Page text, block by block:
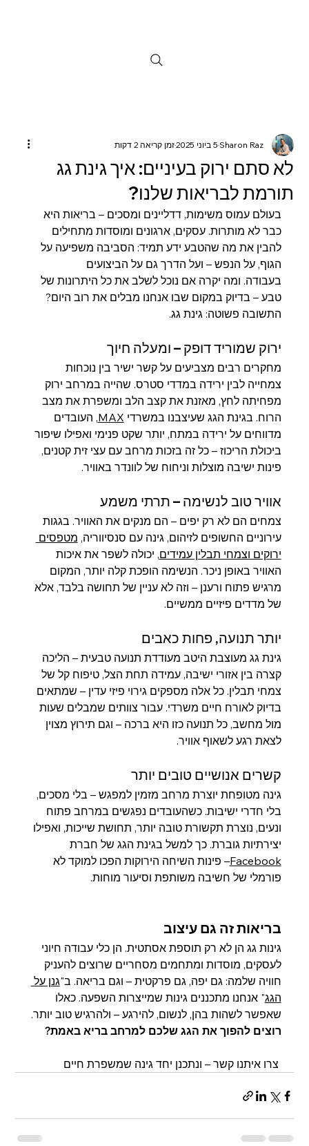
לא סתם ירוק בעיניים: איך גינת גג
תורמת לבריאות שלנו?
Sharon Raz5 ביוני 2025 זמן קריאה 2 דקות
בעולם עמוס משימות, דדליינים ומסכים – בריאות היא
כבר לא מותרות. עסקים, ארגונים ומוסדות מתחילים
להבין את מה שהטבע ידע תמיד: הסביבה משפיעה על
הגוף, על הנפש – ועל הדרך גם על הביצועים
בעבודה. ומה יקרה אם נוכל לשלב את כל היתרונות של
טבע – בדיוק במקום שבו אנחנו מבלים את רוב היום?
התשובה פשוטה: גינת גג.
ירוק שמוריד דופק – ומעלה חיוך
מחקרים רבים מצביעים על קשר ישיר בין נוכחות
צמחייה לבין ירידה במדדי סטרס. שהייה במרחב ירוק
מפחיתה לחץ, מאזנת את קצב הלב ומשפרת את מצב
הרוח. בגינת הגג שעיצבנו במשרדי MAX, העובדים
מדווחים על ירידה במתח, יותר שקט פנימי ואפילו שיפור
ביכולת הריכוז – כל זה בזכות מרחב עם עצי זית קטנים,
פינות ישיבה מוצלות וניחוח של לוונדר באוויר.
אוויר טוב לנשימה – תרתי משמע
צמחים הם לא רק יפים – הם מנקים את האוויר. בגגות
עירוניים החשופים לזיהום, גינה עם סנסיווריה, מטפסים
ירוקים וצמחי תבלין עמידים, יכולה לשפר את איכות
האוויר באופן ניכר. הנשימה הופכת קלה יותר, המקום
מרגיש פתוח ורענן – וזה לא עניין של תחושה בלבד, אלא
של מדדים פיזיים ממשיים.
יותר תנועה, פחות כאבים
גינת גג מעוצבת היטב מעודדת תנועה טבעית – הליכה
קצרה בין אזורי ישיבה, עמידה תחת הצל, טיפוח קל של
צמחי תבלין. כל אלה מספקים גירוי פיזי עדין – שמתאים
בדיוק לאורח חיים משרדי. עבור צוותים שמבלים שעות
מול מחשב, כל תנועה כזו היא ברכה – וגם תירוץ מצוין
לצאת רגע לשאוף אוויר.
קשרים אנושיים טובים יותר
גינה מטופחת יוצרת מרחב מזמין למפגש – בלי מסכים,
בלי חדרי ישיבות. כשהעובדים נפגשים במרחב פתוח
ונעים, נוצרת תקשורת טובה יותר, תחושת שייכות, ואפילו
יצירתיות גוברת. כך למשל בגינת הגג של חברת
Facebook– פינות השיחה הירוקות הפכו למוקד לא
פורמלי של חשיבה משותפת וסיעור מוחות.
בריאות זה גם עיצוב
גינות גג הן לא רק תוספת אסתטית. הן כלי עבודה חיוני
לעסקים, מוסדות ומתחמים מסחריים שרוצים להעניק
חוויה שלמה: גם יפה, גם פרקטית – וגם בריאה. ב"גנן על
הגג" אנחנו מתכננים גינות שמייצרות השפעה. כאלו
שאפשר לשהות בהן, לנשום, להירגע – ולהרגיש טוב יותר.
רוצים להפוך את הגג שלכם למרחב בריא באמת?
צרו איתנו קשר – ונתכנן יחד גינה שמשפרת חיים